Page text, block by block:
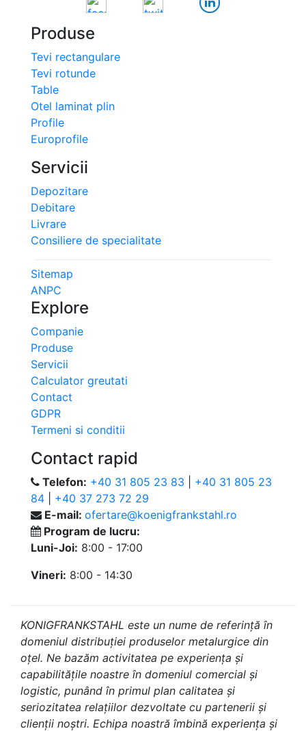
Produse
Tevi rectangulare
Tevi rotunde
Table
Otel laminat plin
Profile
Europrofile
Servicii
Depozitare
Debitare
Livrare
Consiliere de specialitate
Sitemap
ANPC
Explore
Companie
Produse
Servicii
Calculator greutati
Contact
GDPR
Termeni si conditii
Contact rapid
Telefon: +40 31 805 23 83
+40 31 805 23
84
+40 37 273 72 29
E-mail: ofertare@koenigfrankstahl.ro
Program de lucru:
Luni-Joi: 8:00 - 17:00
Vineri: 8:00 - 14:30
KONIGFRANKSTAHL este un nume de referință în
domeniul distribuției produselor metalurgice din
oțel. Ne bazăm activitatea pe experiența și
capabilitățile noastre în domeniul comercial și
logistic, punând în primul plan calitatea și
seriozitatea relațiilor dezvoltate cu partenerii și
clienții noștri. Echipa noastră îmbină experiența și